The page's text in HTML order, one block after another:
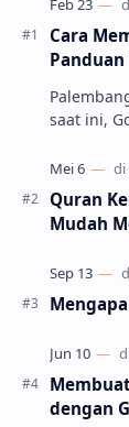
Cara
Palembang,
saat ini,
Quran
Mudah
dengan